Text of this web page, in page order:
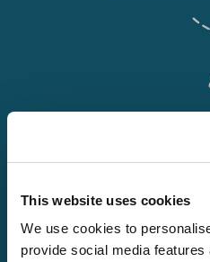
This website uses cookies
We use cookies to
provide social media